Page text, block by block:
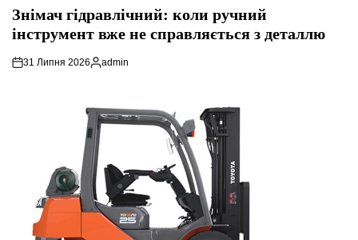
Знімач гідравлічний: коли ручний
інструмент вже не справляється з деталлю
31 Липня 2026
Опубліковано
admin